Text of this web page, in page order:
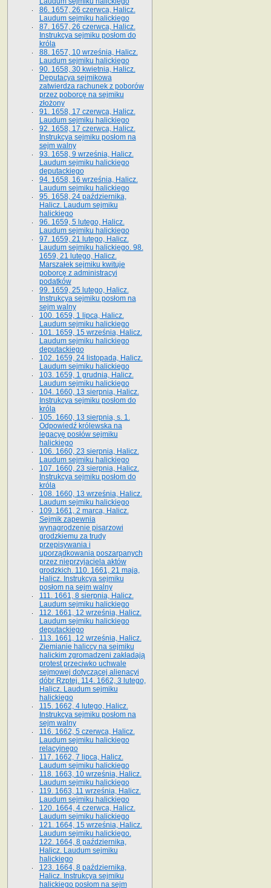
86. 1657, 26 czerwca, Halicz.
Laudum sejmiku halickiego
87. 1657, 26 czerwca, Halicz.
Instrukcya sejmiku posłom do
króla
88. 1657, 10 września, Halicz.
Laudum sejmiku halickiego
90. 1658, 30 kwietnia, Halicz.
Deputacya sejmikowa
zatwierdza rachunek z poborów
przez poborcę na sejmiku
złożony
91. 1658, 17 czerwca, Halicz.
Laudum sejmiku halickiego
92. 1658, 17 czerwca, Halicz.
Instrukcya sejmiku posłom na
sejm walny
93. 1658, 9 września, Halicz.
Laudum sejmiku halickiego
deputackiego
94. 1658, 16 września, Halicz.
Laudum sejmiku halickiego
95. 1658, 24 października,
Halicz. Laudum sejmiku
halickiego
96. 1659, 5 lutego, Halicz.
Laudum sejmiku halickiego
97. 1659, 21 lutego, Halicz.
Laudum sejmiku halickiego. 98.
1659, 21 lutego, Halicz.
Marszałek sejmiku kwituje
poborcę z administracyi
podatków
99. 1659, 25 lutego, Halicz.
Instrukcya sejmiku posłom na
sejm walny
100. 1659, 1 lipca, Halicz.
Laudum sejmiku halickiego
101. 1659, 15 września, Halicz.
Laudum sejmiku halickiego
deputackiego
102. 1659, 24 listopada, Halicz.
Laudum sejmiku halickiego
103. 1659, 1 grudnia, Halicz.
Laudum sejmiku halickiego
104. 1660, 13 sierpnia, Halicz.
Instrukcya sejmiku posłom do
króla
105. 1660, 13 sierpnia, s. 1.
Odpowiedź królewska na
legacyę posłów sejmiku
halickiego
106. 1660, 23 sierpnia, Halicz.
Laudum sejmiku halickiego
107. 1660, 23 sierpnia, Halicz.
Instrukcya sejmiku posłom do
króla
108. 1660, 13 września, Halicz.
Laudum sejmiku halickiego
109. 1661, 2 marca, Halicz.
Sejmik zapewnia
wynagrodzenie pisarzowi
grodzkiemu za trudy
przepisywania i
uporządkowania poszarpanych
przez nieprzyjaciela aktów
grodzkich. 110. 1661, 21 maja,
Halicz. Instrukcya sejmiku
posłom na sejm walny
111. 1661, 8 sierpnia, Halicz.
Laudum sejmiku halickiego
112. 1661, 12 września, Halicz.
Laudum sejmiku halickiego
deputackiego
113. 1661, 12 września, Halicz.
Ziemianie haliccy na sejmiku
halickim zgromadzeni zakładają
protest przeciwko uchwale
sejmowej dotyczącej alienacyi
dóbr Rzptej. 114. 1662, 3 lutego,
Halicz. Laudum sejmiku
halickiego
115. 1662, 4 lutego, Halicz.
Instrukcya sejmiku posłom na
sejm walny
116. 1662, 5 czerwca, Halicz.
Laudum sejmiku halickiego
relacyjnego
117. 1662, 7 lipca, Halicz.
Laudum sejmiku halickiego
118. 1663, 10 września, Halicz.
Laudum sejmiku halickiego
119. 1663, 11 września, Halicz.
Laudum sejmiku halickiego
120. 1664, 4 czerwca, Halicz.
Laudum sejmiku halickiego
121. 1664, 15 września, Halicz.
Laudum sejmiku halickiego.
122. 1664, 8 października,
Halicz. Laudum sejmiku
halickiego
123. 1664, 8 października,
Halicz. Instrukcya sejmiku
halickiego posłom na sejm